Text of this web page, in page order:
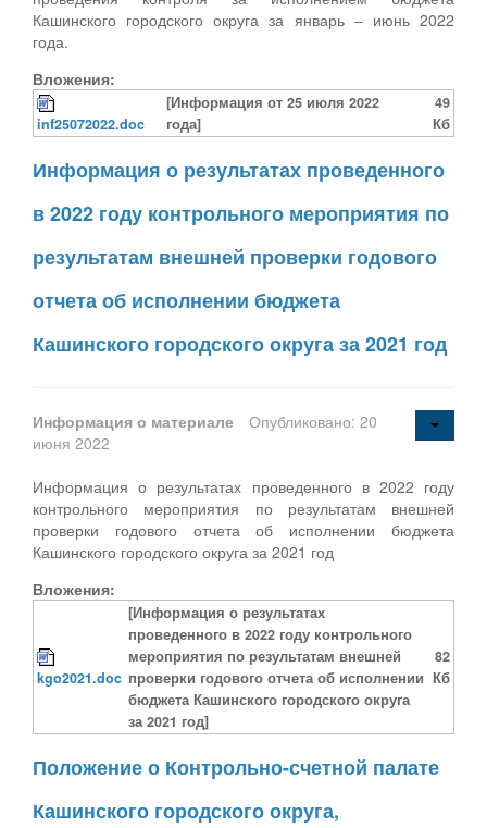
Кашинского городского округа за январь – июнь 2022
года.
Вложения:
inf25072022.doc
[Информация от 25 июля 2022
года]
49
Кб
Информация о результатах проведенного
в 2022 году контрольного мероприятия по
результатам внешней проверки годового
отчета об исполнении бюджета
Кашинского городского округа за 2021 год
Информация о материале
Опубликовано: 20
июня 2022
Информация о результатах проведенного в 2022 году
контрольного мероприятия по результатам внешней
проверки годового отчета об исполнении бюджета
Кашинского городского округа за 2021 год
Вложения:
kgo2021.doc
[Информация о результатах
проведенного в 2022 году контрольного
мероприятия по результатам внешней
проверки годового отчета об исполнении
бюджета Кашинского городского округа
за 2021 год]
82
Кб
Положение о Контрольно-счетной палате
Кашинского городского округа,